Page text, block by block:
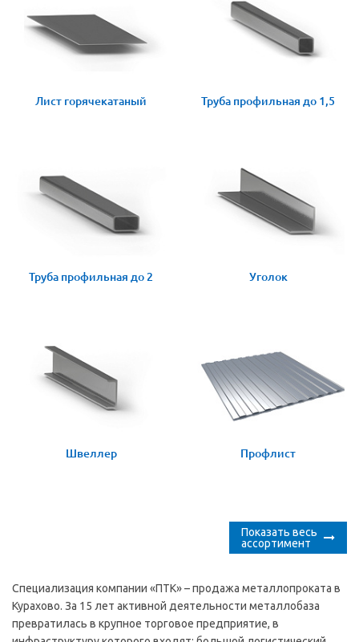
Лист горячекатаный Труба профильная до 1,5
Труба профильная до 2 Уголок
Швеллер Профлист
Показать весь
ассортимент
Специализация компании «ПТК» – продажа металлопроката в
Курахово. За 15 лет активной деятельности металлобаза
превратилась в крупное торговое предприятие, в